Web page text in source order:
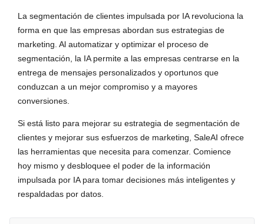
La segmentación de clientes impulsada por IA revoluciona la
forma en que las empresas abordan sus estrategias de
marketing. Al automatizar y optimizar el proceso de
segmentación, la IA permite a las empresas centrarse en la
entrega de mensajes personalizados y oportunos que
conduzcan a un mejor compromiso y a mayores
conversiones.
Si está listo para mejorar su estrategia de segmentación de
clientes y mejorar sus esfuerzos de marketing, SaleAI ofrece
las herramientas que necesita para comenzar. Comience
hoy mismo y desbloquee el poder de la información
impulsada por IA para tomar decisiones más inteligentes y
respaldadas por datos.